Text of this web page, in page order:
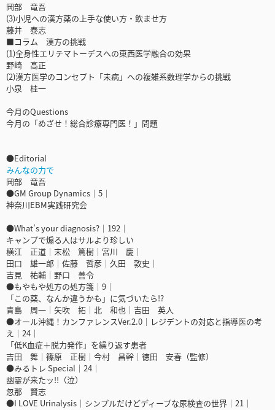
岡部 竜吾
(3)小児への漢方薬の上手な使い方・飲ませ方
藤井 泰志
■コラム 漢方の挑戦
(1)全身性エリテマトーデスへの東西医学融合の効果
野崎 高正
(2)漢方医学のコンセプト「未病」への複雑系数理学からの挑戦
小泉 桂一
今月のQuestions
今月の「めざせ！総合診療専門医！」問題
●Editorial
みんなの力で
岡部 竜吾
●GM Group Dynamics｜5｜
神奈川EBM実践研究会
●What’s your diagnosis?｜192｜
キャンプで煽る人はサルより珍しい
横江 正道｜末松 篤樹｜宮川 慶｜
田口 雄一郎｜佐藤 哲彦｜久田 敦史｜
吉見 祐輔｜野口 善令
●もやもや処方の処方箋｜9｜
「この薬、なんか違うかも」に気づいたら!?
青島 周一｜矢吹 拓｜北 和也｜吉田 英人
●オール沖縄！カンファレンスVer.2.0｜レジデントの対応と指導医の考
え｜24｜
「低K血症＋脱力発作」を繰り返す患者
吉田 舞｜篠原 正樹｜今村 昌幹｜徳田 安春（監修）
●みるトレ Special｜24｜
幽霊が来たッ!!（泣）
忽那 賢志
●I LOVE Urinalysis｜シンプルだけどディープな尿検査の世界｜21｜